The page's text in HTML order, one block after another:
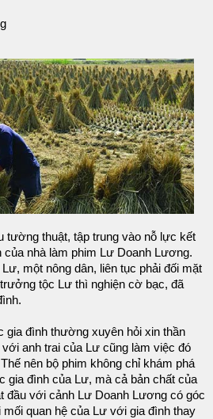
tường thuật, tập trung vào nỗ lực kết
của nhà làm phim Lư Doanh Lương.
một nông dân, liên tục phải đối mặt
tộc Lư thì nghiện cờ bạc, đã
gia đình thường xuyên hỏi xin thần
anh trai của Lư cũng làm việc đó
nên bộ phim không chỉ khám phá
gia đình của Lư, mà cả bản chất của
đầu với cảnh Lư Doanh Lương có góc
quan hệ của Lư với gia đình thay